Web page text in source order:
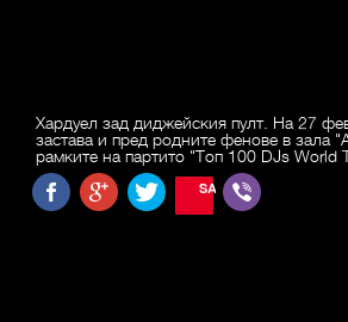
Хардуел зад диджейския пулт. На 27
застава и пред родните фенове в зала
рамките на партито "Топ 100 DJs World
SAVE